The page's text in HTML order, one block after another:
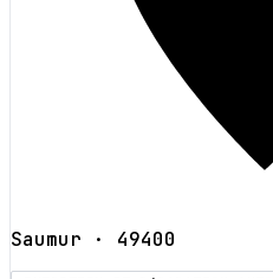
Saumur · 49400